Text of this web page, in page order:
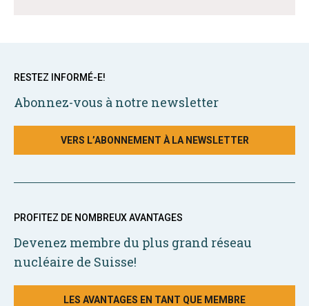
RESTEZ INFORMÉ-E!
Abonnez-vous à notre newsletter
VERS L’ABONNEMENT À LA NEWSLETTER
PROFITEZ DE NOMBREUX AVANTAGES
Devenez membre du plus grand réseau
nucléaire de Suisse!
LES AVANTAGES EN TANT QUE MEMBRE